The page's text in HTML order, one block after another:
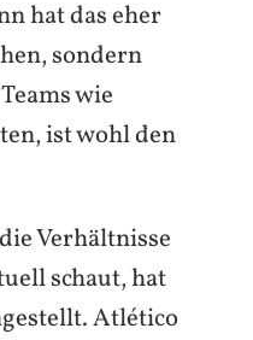
hat das eher
sondern
wie
ist wohl den
Verhältnisse
schaut, hat
Atlético